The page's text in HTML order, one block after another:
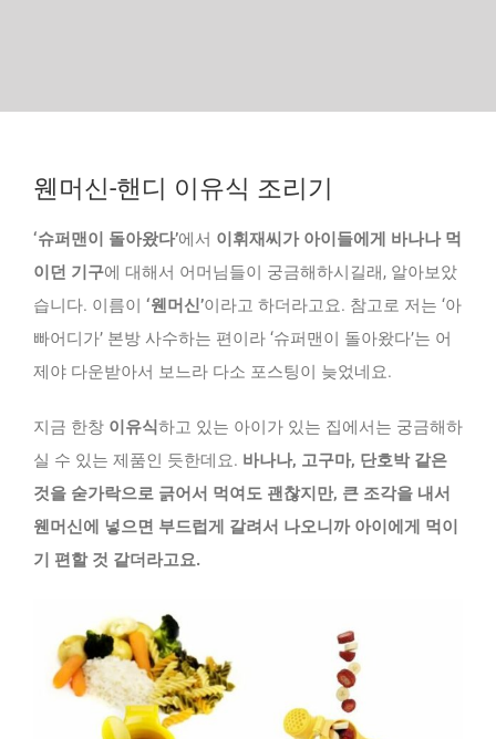
웬머신-핸디 이유식 조리기
‘슈퍼맨이 돌아왔다’에서 이휘재씨가 아이들에게 바나나 먹
이던 기구에 대해서 어머님들이 궁금해하시길래, 알아보았
습니다. 이름이 ‘웬머신’이라고 하더라고요. 참고로 저는 ‘아
빠어디가’ 본방 사수하는 편이라 ‘슈퍼맨이 돌아왔다’는 어
제야 다운받아서 보느라 다소 포스팅이 늦었네요.
지금 한창 이유식하고 있는 아이가 있는 집에서는 궁금해하
실 수 있는 제품인 듯한데요. 바나나, 고구마, 단호박 같은
것을 숟가락으로 긁어서 먹여도 괜찮지만, 큰 조각을 내서
웬머신에 넣으면 부드럽게 갈려서 나오니까 아이에게 먹이
기 편할 것 같더라고요.